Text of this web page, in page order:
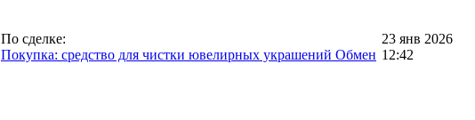
По сделке:
Покупка: средство для чистки ювелирных украшений Обмен
23 янв 2026
12:42